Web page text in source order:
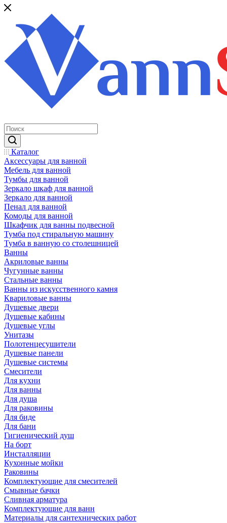
Каталог
Аксессуары для ванной
Мебель для ванной
Тумбы для ванной
Зеркало шкаф для ванной
Зеркало для ванной
Пенал для ванной
Комоды для ванной
Шкафчик для ванны подвесной
Тумба под стиральную машину
Тумба в ванную со столешницей
Ванны
Акриловые ванны
Чугунные ванны
Стальные ванны
Ванны из искусственного камня
Квариловые ванны
Душевые двери
Душевые кабины
Душевые углы
Унитазы
Полотенцесушители
Душевые панели
Душевые системы
Смесители
Для кухни
Для ванны
Для душа
Для раковины
Для биде
Для бани
Гигиенический душ
На борт
Инсталляции
Кухонные мойки
Раковины
Комплектующие для смесителей
Смывные бачки
Сливная арматура
Комплектующие для ванн
Материалы для сантехнических работ